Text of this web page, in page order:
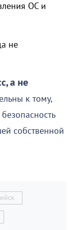
ОС и
не
а не
к тому,
собственной